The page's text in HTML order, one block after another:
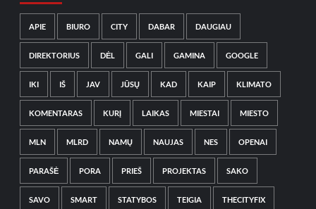
APIE BIURO CITY DABAR DAUGIAU
DIREKTORIUS DĖL GALI GAMINA GOOGLE
IKI IŠ JAV JŪSŲ KAD KAIP KLIMATO
KOMENTARAS KURĮ LAIKAS MIESTAI MIESTO
MLN MLRD NAMŲ NAUJAS NES OPENAI
PARAŠĖ PORA PRIEŠ PROJEKTAS SAKO
SAVO SMART STATYBOS TEIGIA THECITYFIX